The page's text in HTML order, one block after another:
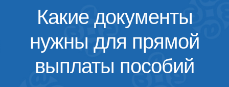
Какие документы
нужны для прямой
выплаты пособий